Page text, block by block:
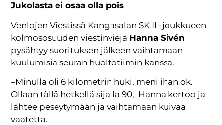
Jukolasta ei osaa olla pois
Venlojen Viestissä Kangasalan SK II -joukkueen
kolmososuuden viestinviejä Hanna Sivén
pysähtyy suorituksen jälkeen vaihtamaan
kuulumisia seuran huoltotiimin kanssa.
–Minulla oli 6 kilometrin huki, meni ihan ok.
Ollaan tällä hetkellä sijalla 90, Hanna kertoo ja
lähtee peseytymään ja vaihtamaan kuivaa
vaatetta.